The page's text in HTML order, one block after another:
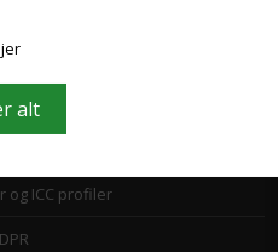
og ICC profiler